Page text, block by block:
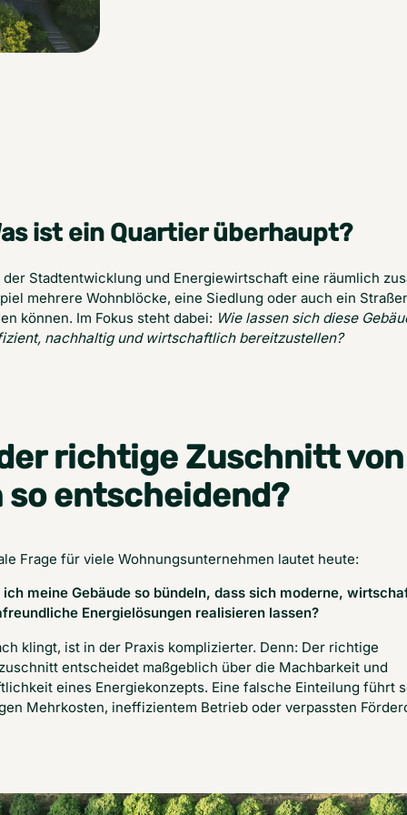
ist ein Quartier überhaupt?
Stadtentwicklung und Energiewirtschaft eine räumlich
mehrere Wohnblöcke, eine Siedlung oder auch ein
können. Im Fokus steht dabei: Wie lassen sich diese
nachhaltig und wirtschaftlich bereitzustellen?
richtige Zuschnitt von
entscheidend?
Frage für viele Wohnungsunternehmen lautet heute:
ich meine Gebäude so bündeln, dass sich moderne,
Energielösungen realisieren lassen?
klingt, ist in der Praxis komplizierter. Denn: Der richtige
entscheidet maßgeblich über die Machbarkeit und
eines Energiekonzepts. Eine falsche Einteilung führt
Mehrkosten, ineffizientem Betrieb oder verpassten